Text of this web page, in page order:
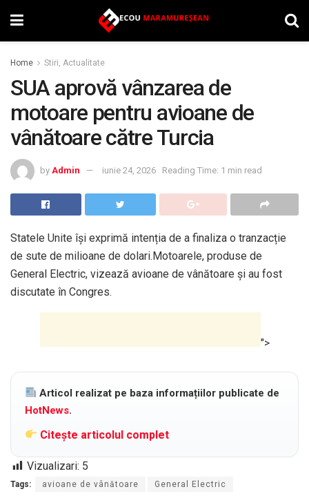
Home Stiri, Actualitate
SUA aprovă vânzarea de
motoare pentru avioane de
vânătoare către Turcia
by Admin iunie 24, 2026 Reading Time: 1 min read
Statele Unite își exprimă intenția de a finaliza o tranzacție
de sute de milioane de dolari.Motoarele, produse de
General Electric, vizează avioane de vânătoare și au fost
discutate în Congres.
">
Articol realizat pe baza informațiilor publicate de
HotNews.
Citește articolul complet
Vizualizari: 5
Tags: avioane de vânătoare General Electric